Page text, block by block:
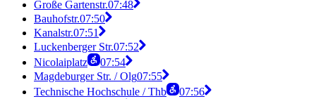
Große Gartenstr.07:48
Bauhofstr.07:50
Kanalstr.07:51
Luckenberger Str.07:52
Nicolaiplatz
07:54
Magdeburger Str. / Olg07:55
Technische Hochschule / Thb
07:56